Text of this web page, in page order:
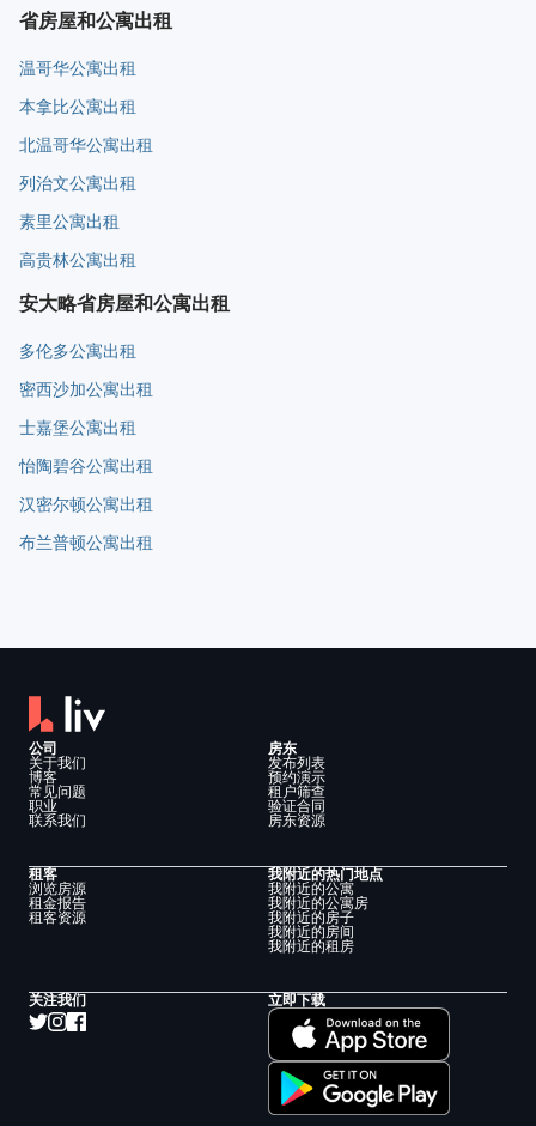
省房屋和公寓出租
温哥华公寓出租
本拿比公寓出租
北温哥华公寓出租
列治文公寓出租
素里公寓出租
高贵林公寓出租
安大略省房屋和公寓出租
多伦多公寓出租
密西沙加公寓出租
士嘉堡公寓出租
怡陶碧谷公寓出租
汉密尔顿公寓出租
布兰普顿公寓出租
公司
关于我们
博客
常见问题
职业
联系我们
房东
发布列表
预约演示
租户筛查
验证合同
房东资源
租客
浏览房源
租金报告
租客资源
我附近的热门地点
我附近的公寓
我附近的公寓房
我附近的房子
我附近的房间
我附近的租房
关注我们 立即下载